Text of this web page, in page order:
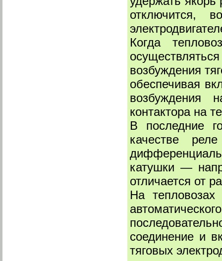
отключится,
Когда
возбуждения
обеспечивая
возбуждения
контактора на
В последние
качестве
катушки —
отличается от
На
соединение и
тяговых